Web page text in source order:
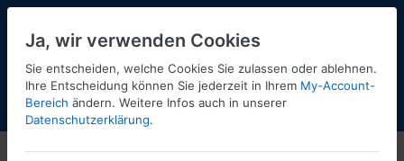
Menü Anmelden Shopaktualisierung
Ja, wir verwenden Cookies
Sie entscheiden, welche Cookies Sie zulassen oder ablehnen.
Ihre Entscheidung können Sie jederzeit in Ihrem My-Account-
Bereich ändern. Weitere Infos auch in unserer
Datenschutzerklärung.